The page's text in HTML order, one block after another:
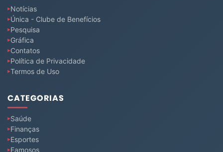
Notícias
Única - Clube de Benefícios
Pesquisa
Gráfica
Contatos
Política de Privacidade
Termos de Uso
CATEGORIAS
Saúde
Finanças
Esportes
Famosos